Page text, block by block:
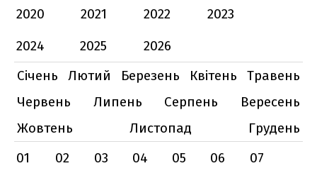
2020 2021 2022
2023
2024
2025
2026
Січень
Лютий Березень Квітень
Травень
Червень
Липень Серпень
Вересень
Жовтень
Листопад
Грудень
01
02 03 04 05 06
07